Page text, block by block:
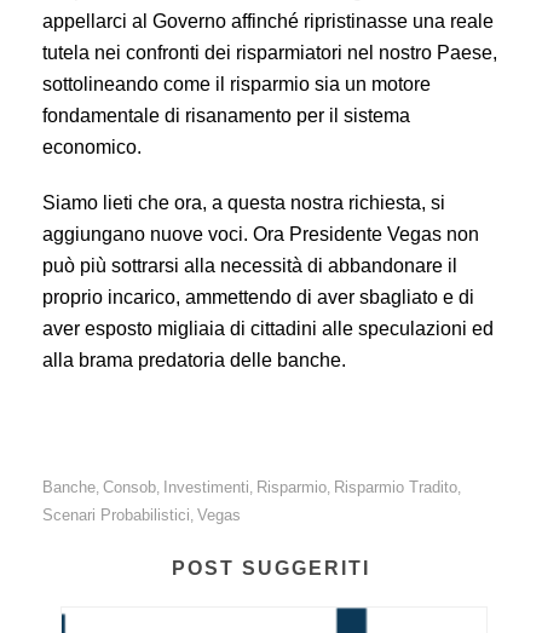
appellarci al Governo affinché ripristinasse una reale
tutela nei confronti dei risparmiatori nel nostro Paese,
sottolineando come il risparmio sia un motore
fondamentale di risanamento per il sistema
economico.
Siamo lieti che ora, a questa nostra richiesta, si
aggiungano nuove voci. Ora Presidente Vegas non
può più sottrarsi alla necessità di abbandonare il
proprio incarico, ammettendo di aver sbagliato e di
aver esposto migliaia di cittadini alle speculazioni ed
alla brama predatoria delle banche.
Banche, Consob, Investimenti, Risparmio, Risparmio Tradito,
Scenari Probabilistici, Vegas
POST SUGGERITI